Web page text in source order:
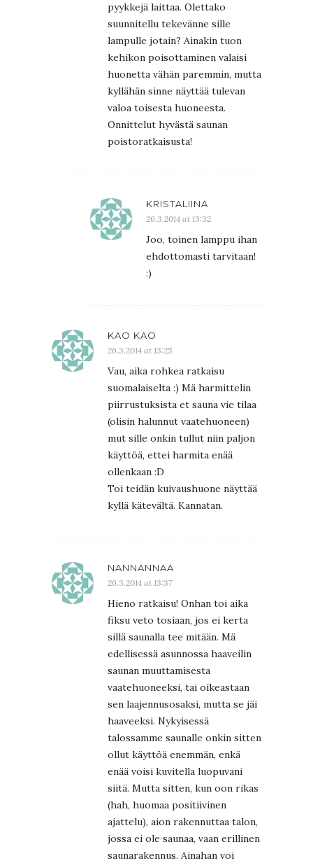
pyykkejä laittaa. Olettako
suunnitellu tekevänne sille
lampulle jotain? Ainakin tuon
kehikon poisottaminen valaisi
huonetta vähän paremmin, mutta
kyllähän sinne näyttää tulevan
valoa toisesta huoneesta.
Onnittelut hyvästä saunan
poistoratkaisusta!
KRISTALIINA
26.3.2014 at 13:32
Joo, toinen lamppu ihan
ehdottomasti tarvitaan!
:)
KAO KAO
26.3.2014 at 13:25
Vau, aika rohkea ratkaisu
suomalaiselta :) Mä harmittelin
piirrustuksista et sauna vie tilaa
(olisin halunnut vaatehuoneen)
mut sille onkin tullut niin paljon
käyttöä, ettei harmita enää
ollenkaan :D
Toi teidän kuivaushuone näyttää
kyllä kätevältä. Kannatan.
NANNANNAA
26.3.2014 at 13:37
Hieno ratkaisu! Onhan toi aika
fiksu veto tosiaan, jos ei kerta
sillä saunalla tee mitään. Mä
edellisessä asunnossa haaveilin
saunan muuttamisesta
vaatehuoneeksi, tai oikeastaan
sen laajennusosaksi, mutta se jäi
haaveeksi. Nykyisessä
talossamme saunalle onkin sitten
ollut käyttöä enemmän, enkä
enää voisi kuvitella luopuvani
siitä. Mutta sitten, kun oon rikas
(hah, huomaa positiivinen
ajattelu), aion rakennuttaa talon,
jossa ei ole saunaa, vaan erillinen
saunarakennus. Ainahan voi